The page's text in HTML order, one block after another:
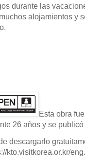
durante las
alojamientos y
Esta obra
26 años y se
descargarlo
kto.visitkorea.or.kr/